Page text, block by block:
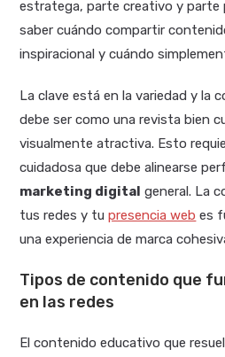
estratega, parte creativo y parte
saber cuándo compartir
inspiracional y cuándo
La clave está en la variedad y la
debe ser como una revista bien
visualmente atractiva. Esto
cuidadosa que debe alinearse
marketing digital general. La
tus redes y tupresencia web es
una experiencia de marca
Tipos de contenido que
en las redes
El contenido educativo que